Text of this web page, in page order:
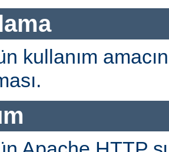
kullanım